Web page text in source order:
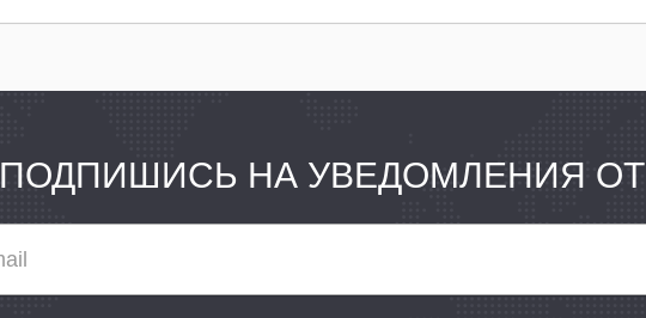
ПОДПИШИСЬ НА УВЕДОМЛЕНИЯ ОТ